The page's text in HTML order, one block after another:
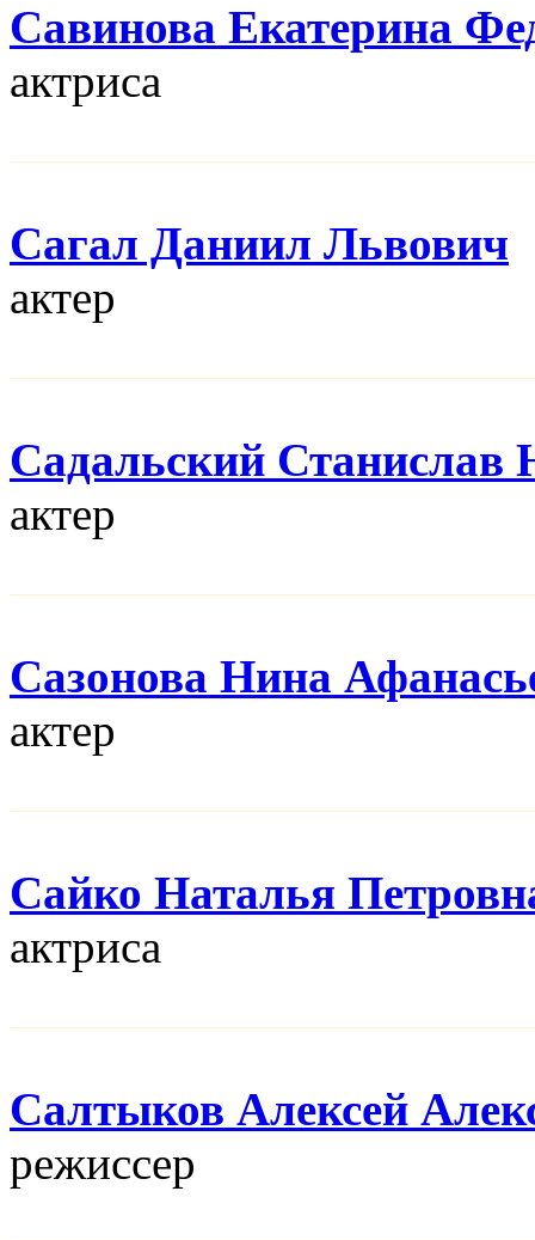
Савинова Екатерина
актриса
Сагал Даниил Львович
актер
Садальский
актер
Сазонова Нина
актер
Сайко Наталья
актриса
Салтыков Алексей
режисcер